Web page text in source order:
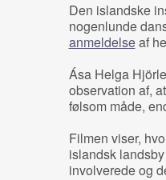
Den islandske
nogenlunde
anmeldelseaf
Ása Helga
observation af,
følsom måde,
Filmen viser,
islandsk
involverede og